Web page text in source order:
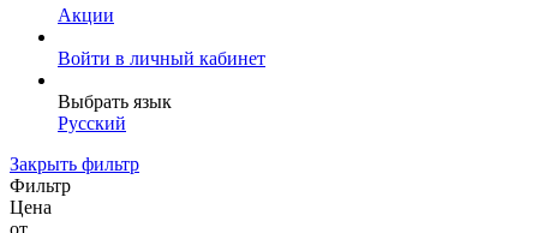
Акции
Войти в личный кабинет
Выбрать язык
Русский
Закрыть фильтр
Фильтр
Цена
от